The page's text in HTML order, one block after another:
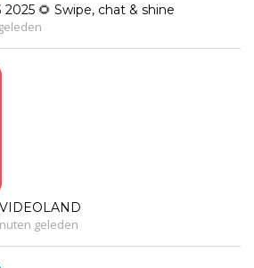
🌻 Swipe, chat & shine
geleden